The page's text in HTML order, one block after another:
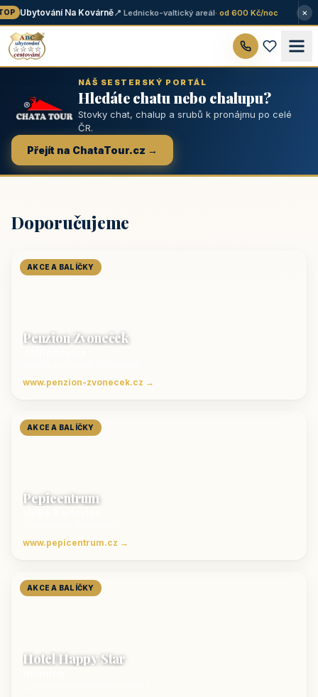
Ubytování Na Kovárně📍 Lednicko-valtický areál· od 600 Kč/noc ×
NÁŠ SESTERSKÝ PORTÁL
Hledáte chatu nebo chalupu?
Stovky chat, chalup a srubů k pronájmu po celé
ČR.
Přejít na ChataTour.cz →
Doporučujeme
AKCE A BALÍČKY
Penzion Zvoneček
www.penzion-zvonecek.cz →
AKCE A BALÍČKY
Pepicentrum
www.pepicentrum.cz →
AKCE A BALÍČKY
Hotel Happy Star